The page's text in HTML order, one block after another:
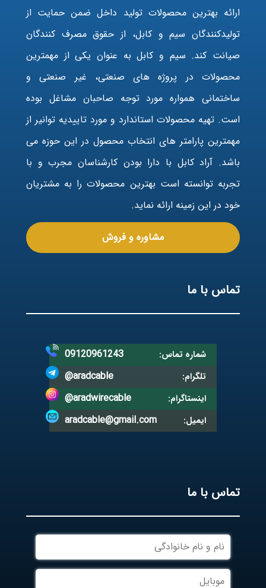
ارائه بهترین محصولات تولید داخل ضمن حمایت از
تولیدکنندگان سیم و کابل، از حقوق مصرف کنندگان
صیانت کند. سیم و کابل به عنوان یکی از مهمترین
محصولات در پروژه های صنعتی، غیر صنعتی و
ساختمانی همواره مورد توجه صاحبان مشاغل بوده
است. تهیه محصولات استاندارد و مورد تاییدیه توانیر از
مهمترین پارامتر های انتخاب محصول در این حوزه می
باشد. آراد کابل با دارا بودن کارشناسان مجرب و با
تجربه توانسته است بهترین محصولات را به مشتریان
خود در این زمینه ارائه نماید.
مشاوره و فروش
تماس با ما
شماره تماس: 09120961243
تلگرام: @aradcable
اینستاگرام: @aradwirecable
ایمیل: aradcable@gmail.com
تماس با ما